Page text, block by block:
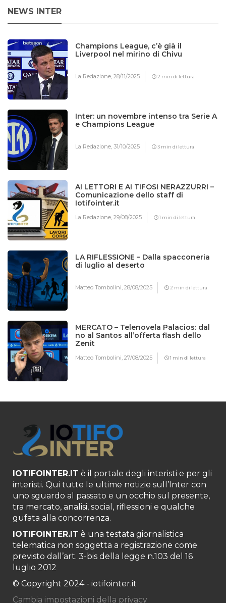
NEWS INTER
Champions League, c’è già il
Liverpool nel mirino di Chivu
La Redazione,28/11/2025 2 min di lettura
Inter: un novembre intenso tra Serie A
e Champions League
La Redazione,31/10/2025 3 min di lettura
AI LETTORI E AI TIFOSI NERAZZURRI –
Comunicazione dello staff di
Iotifointer.it
La Redazione,29/08/2025 1 min di lettura
LA RIFLESSIONE – Dalla spacconeria
di luglio al deserto
Matteo Tombolini,28/08/2025 2 min di lettura
MERCATO – Telenovela Palacios: dal
no al Santos all’offerta flash dello
Zenit
Matteo Tombolini,27/08/2025 1 min di lettura
IOTIFOINTER.IT è il portale degli interisti e per gli
interisti. Qui tutte le ultime notizie sull’Inter con
uno sguardo al passato e un occhio sul presente,
tra mercato, analisi, social, riflessioni e qualche
gufata alla concorrenza.
IOTIFOINTER.IT è una testata giornalistica
telematica non soggetta a registrazione come
previsto dall’art. 3-bis della legge n.103 del 16
luglio 2012
© Copyright 2024 - iotifointer.it
Cambia impostazioni della privacy